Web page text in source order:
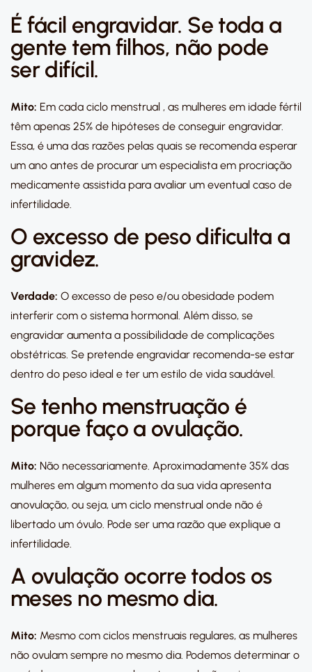
É fácil engravidar. Se toda a
gente tem filhos, não pode
ser difícil.
Mito: Em cada ciclo menstrual , as mulheres em idade fértil
têm apenas 25% de hipóteses de conseguir engravidar.
Essa, é uma das razões pelas quais se recomenda esperar
um ano antes de procurar um especialista em procriação
medicamente assistida para avaliar um eventual caso de
infertilidade.
O excesso de peso dificulta a
gravidez.
Verdade: O excesso de peso e/ou obesidade podem
interferir com o sistema hormonal. Além disso, se
engravidar aumenta a possibilidade de complicações
obstétricas. Se pretende engravidar recomenda-se estar
dentro do peso ideal e ter um estilo de vida saudável.
Se tenho menstruação é
porque faço a ovulação.
Mito: Não necessariamente. Aproximadamente 35% das
mulheres em algum momento da sua vida apresenta
anovulação, ou seja, um ciclo menstrual onde não é
libertado um óvulo. Pode ser uma razão que explique a
infertilidade.
A ovulação ocorre todos os
meses no mesmo dia.
Mito: Mesmo com ciclos menstruais regulares, as mulheres
não ovulam sempre no mesmo dia. Podemos determinar o